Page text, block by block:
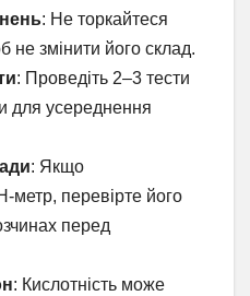
: Не торкайтеся
не змінити його склад.
: Проведіть 2–3 тести
для усереднення
: Якщо
метр, перевірте його
перед
: Кислотність може